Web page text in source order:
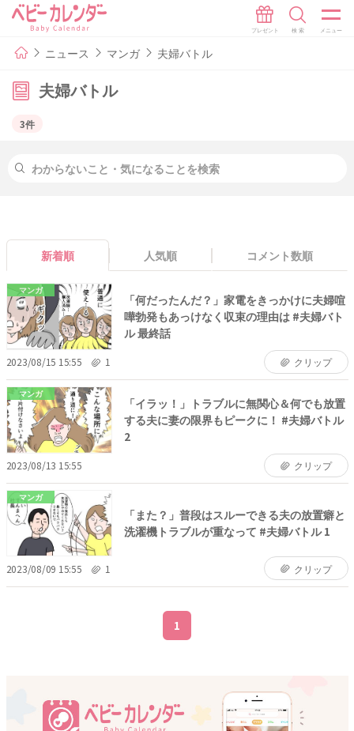
ニュース マンガ 夫婦バトル
夫婦バトル
3件
新着順 人気順 コメント数順
マンガ
「何だったんだ？」家電をきっかけに夫婦喧
嘩勃発もあっけなく収束の理由は #夫婦バト
ル 最終話
2023/08/15 15:55 1 クリップ
マンガ
「イラッ！」トラブルに無関心＆何でも放置
する夫に妻の限界もピークに！ #夫婦バトル
2
2023/08/13 15:55 クリップ
マンガ
「また？」普段はスルーできる夫の放置癖と
洗濯機トラブルが重なって #夫婦バトル 1
2023/08/09 15:55 1 クリップ
1